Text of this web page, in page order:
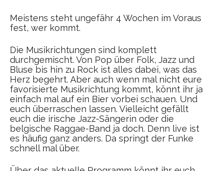
Meistens steht ungefähr 4 Wochen im Voraus
fest, wer kommt.
Die Musikrichtungen sind komplett
durchgemischt. Von Pop über Folk, Jazz und
Bluse bis hin zu Rock ist alles dabei, was das
Herz begehrt. Aber auch wenn mal nicht eure
favorisierte Musikrichtung kommt, könnt ihr ja
einfach mal auf ein Bier vorbei schauen. Und
euch überraschen lassen. Vielleicht gefällt
euch die irische Jazz-Sängerin oder die
belgische Raggae-Band ja doch. Denn live ist
es häufig ganz anders. Da springt der Funke
schnell mal über.